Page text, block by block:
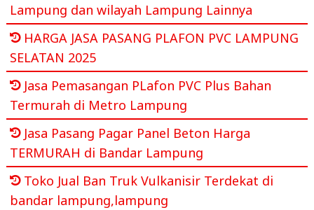
Lampung dan wilayah Lampung Lainnya
HARGA JASA PASANG PLAFON PVC LAMPUNG
SELATAN 2025
Jasa Pemasangan PLafon PVC Plus Bahan
Termurah di Metro Lampung
Jasa Pasang Pagar Panel Beton Harga
TERMURAH di Bandar Lampung
Toko Jual Ban Truk Vulkanisir Terdekat di
bandar lampung,lampung